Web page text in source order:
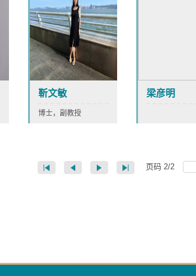
靳文敏
博士，副教授
梁彦明
页码 2/2